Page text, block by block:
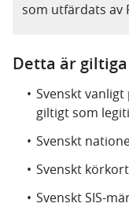
som utfärdats av
Detta är
Svenskt
giltigt som
Svenskt
Svenskt körkort
Svenskt SIS-